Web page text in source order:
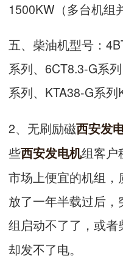
1500KW（多台机组
五、柴油机型号：
系列、6CT8.3-G系
系列、KTA38-G系列
2、无刷励磁西安发
些西安发电机组客户
市场上便宜的机组
放了一年半载过后
组启动不了了，或者
却发不了电。